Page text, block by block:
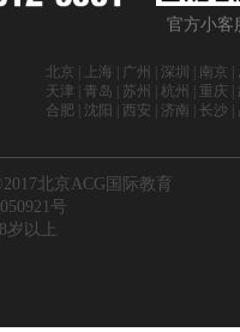
官方小客
北京 | 上海 | 广州 | 深圳 | 南京 |
天津 | 青岛 | 苏州 | 杭州 | 重庆 |
合肥 | 沈阳 | 西安 | 济南 | 长沙 |
北京ACG国际教育
号
以上